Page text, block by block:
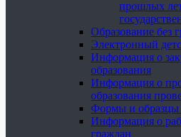
прошлых
Образование без
Электронный
Информация о
образования
Информация о
образования
Формы и образцы
Информация о
граждан